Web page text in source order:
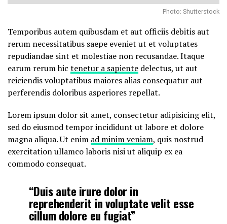
Photo: Shutterstock
Temporibus autem quibusdam et aut officiis debitis aut
rerum necessitatibus saepe eveniet ut et voluptates
repudiandae sint et molestiae non recusandae. Itaque
earum rerum hic tenetur a sapiente delectus, ut aut
reiciendis voluptatibus maiores alias consequatur aut
perferendis doloribus asperiores repellat.
Lorem ipsum dolor sit amet, consectetur adipisicing elit,
sed do eiusmod tempor incididunt ut labore et dolore
magna aliqua. Ut enim ad minim veniam, quis nostrud
exercitation ullamco laboris nisi ut aliquip ex ea
commodo consequat.
“Duis aute irure dolor in
reprehenderit in voluptate velit esse
cillum dolore eu fugiat”